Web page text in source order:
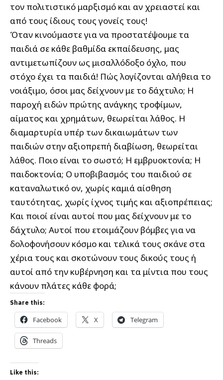
τον πολιτιστικό μαρξισμό και αν χρειαστεί και
από τους ίδιους τους γονείς τους!
Όταν κινούμαστε για να προστατέψουμε τα
παιδιά σε κάθε βαθμίδα εκπαίδευσης, μας
αντιμετωπίζουν ως μισαλλόδοξο όχλο, που
στόχο έχει τα παιδιά! Πώς λογίζονται αλήθεια το
νοιάξιμο, όσοι μας δείχνουν με το δάχτυλο; Η
παροχή ειδών πρώτης ανάγκης τροφίμων,
αίματος και χρημάτων, θεωρείται λάθος. Η
διαμαρτυρία υπέρ των δικαιωμάτων των
παιδιών στην αξιοπρεπή διαβίωση, θεωρείται
λάθος. Ποιο είναι το σωστό; Η εμβρυοκτονία; Η
παιδοκτονία; Ο υποβιβασμός του παιδιού σε
καταναλωτικό ον, χωρίς καμιά αίσθηση
ταυτότητας, χωρίς ίχνος τιμής και αξιοπρέπειας;
Και ποιοί είναι αυτοί που μας δείχνουν με το
δάχτυλο; Αυτοί που ετοιμάζουν βόμβες για να
δολοφονήσουν κόσμο και τελικά τους σκάνε στα
χέρια τους και σκοτώνουν τους δικούς τους ή
αυτοί από την κυβέρνηση και τα μίντια που τους
κάνουν πλάτες κάθε φορά;
Share this:
Facebook X Telegram
Threads
Like this: